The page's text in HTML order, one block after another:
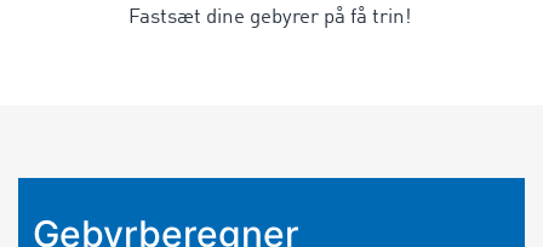
Fastsæt dine gebyrer på få trin!